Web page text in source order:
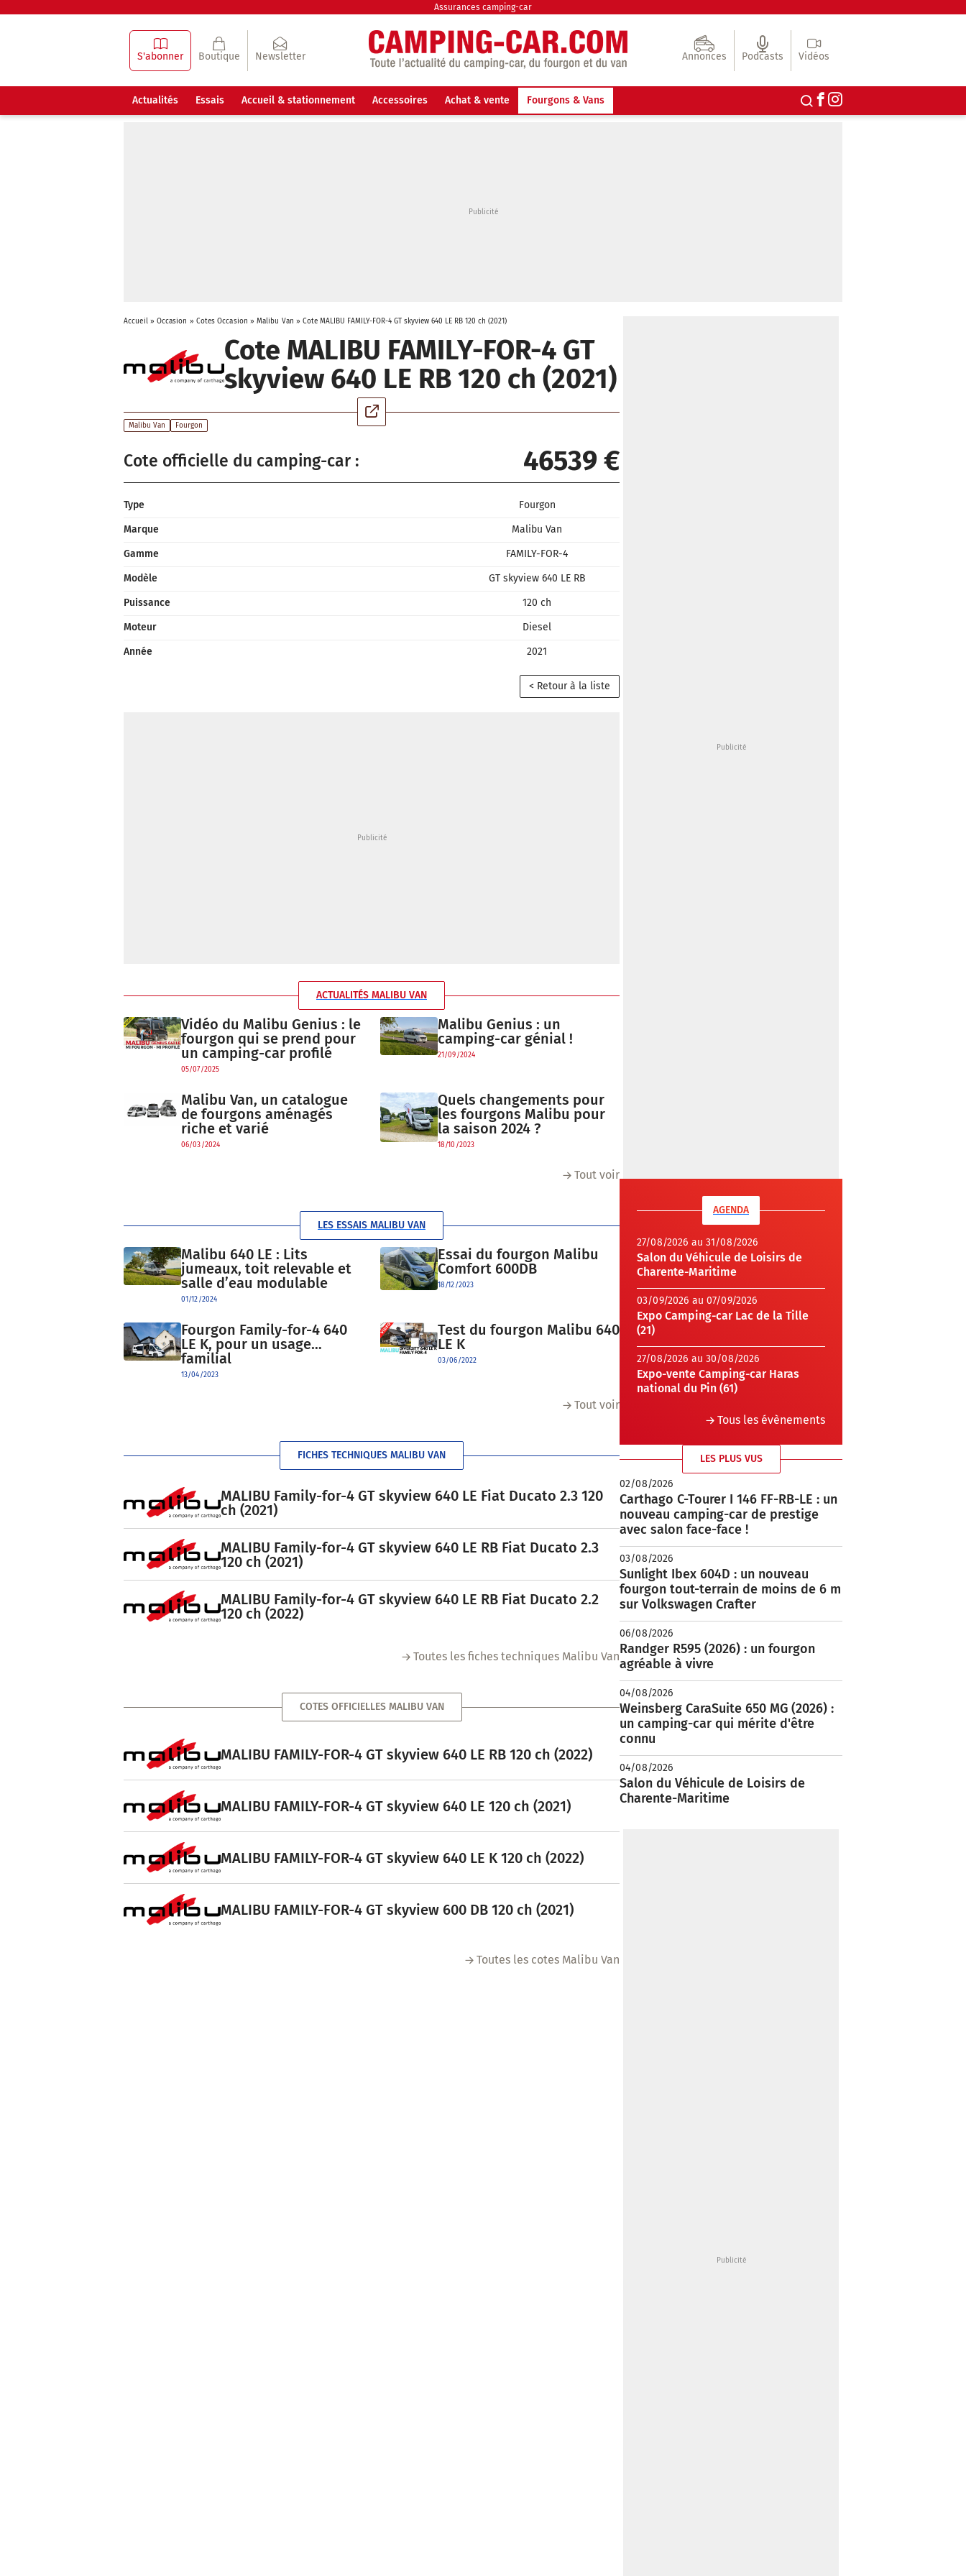
Assurances camping-car
S'abonner Boutique Newsletter Annonces Podcasts Vidéos
Actualités Essais Accueil & stationnement Accessoires Achat & vente Fourgons & Vans
Accueil» Occasion » Cotes Occasion » Malibu Van » Cote MALIBU FAMILY-FOR-4 GT skyview 640 LE RB 120 ch (2021)
Cote MALIBU FAMILY-FOR-4 GT
skyview 640 LE RB 120 ch (2021)
Malibu Van Fourgon
Cote officielle du camping-car : 46539 €
Type
Fourgon
Marque
Malibu Van
Gamme
FAMILY-FOR-4
Modèle
GT skyview 640 LE RB
Puissance
120 ch
Moteur
Diesel
Année
2021
< Retour à la liste
ACTUALITÉS MALIBU VAN
Vidéo du Malibu Genius : le
fourgon qui se prend pour
un camping-car profilé
05/07/2025
Malibu Genius : un
camping-car génial !
21/09/2024
Malibu Van, un catalogue
de fourgons aménagés
riche et varié
06/03/2024
Quels changements pour
les fourgons Malibu pour
la saison 2024 ?
18/10/2023
Tout voir
LES ESSAIS MALIBU VAN
Malibu 640 LE : Lits
jumeaux, toit relevable et
salle d’eau modulable
01/12/2024
Essai du fourgon Malibu
Comfort 600DB
18/12/2023
Fourgon Family-for-4 640
LE K, pour un usage…
familial
13/04/2023
Test du fourgon Malibu 640
LE K
03/06/2022
Tout voir
FICHES TECHNIQUES MALIBU VAN
MALIBU Family-for-4 GT skyview 640 LE Fiat Ducato 2.3 120
ch (2021)
MALIBU Family-for-4 GT skyview 640 LE RB Fiat Ducato 2.3
120 ch (2021)
MALIBU Family-for-4 GT skyview 640 LE RB Fiat Ducato 2.2
120 ch (2022)
Toutes les fiches techniques Malibu Van
COTES OFFICIELLES MALIBU VAN
MALIBU FAMILY-FOR-4 GT skyview 640 LE RB 120 ch (2022)
MALIBU FAMILY-FOR-4 GT skyview 640 LE 120 ch (2021)
MALIBU FAMILY-FOR-4 GT skyview 640 LE K 120 ch (2022)
MALIBU FAMILY-FOR-4 GT skyview 600 DB 120 ch (2021)
Toutes les cotes Malibu Van
AGENDA
27/08/2026 au 31/08/2026
Salon du Véhicule de Loisirs de
Charente-Maritime
03/09/2026 au 07/09/2026
Expo Camping-car Lac de la Tille
(21)
27/08/2026 au 30/08/2026
Expo-vente Camping-car Haras
national du Pin (61)
Tous les évènements
LES PLUS VUS
02/08/2026
Carthago C-Tourer I 146 FF-RB-LE : un
nouveau camping-car de prestige
avec salon face-face !
03/08/2026
Sunlight Ibex 604D : un nouveau
fourgon tout-terrain de moins de 6 m
sur Volkswagen Crafter
06/08/2026
Randger R595 (2026) : un fourgon
agréable à vivre
04/08/2026
Weinsberg CaraSuite 650 MG (2026) :
un camping-car qui mérite d'être
connu
04/08/2026
Salon du Véhicule de Loisirs de
Charente-Maritime